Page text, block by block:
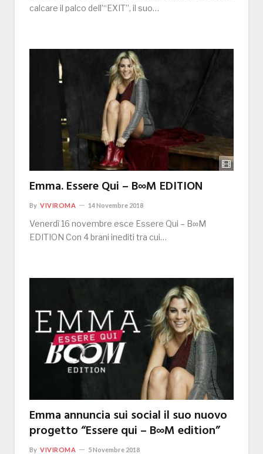
calcare il palco dell’“EXIT”, il suo…
Emma. Essere Qui – B∞M EDITION
By VIVIROMA 14 Novembre 2018
Venerdì 16 novembre esce Essere Qui – B∞M
EDITION Con 4 brani inediti tra cui…
Emma annuncia sui social il suo nuovo
progetto “Essere qui – B∞M edition”
By VIVIROMA 5 Novembre 2018